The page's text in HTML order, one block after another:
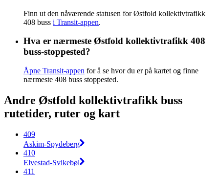
Finn ut den nåværende statusen for Østfold kollektivtrafikk
408 buss i Transit-appen.
Hva er nærmeste Østfold kollektivtrafikk 408
buss-stoppested?
Åpne Transit-appen for å se hvor du er på kartet og finne
nærmeste 408 buss stoppested.
Andre Østfold kollektivtrafikk buss
rutetider, ruter og kart
409
Askim-Spydeberg
410
Elvestad-Svikebøl
411